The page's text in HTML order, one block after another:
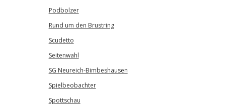
Podbolzer
Rund um den Brustring
Scudetto
Seitenwahl
SG Neureich-Bimbeshausen
Spielbeobachter
Spottschau